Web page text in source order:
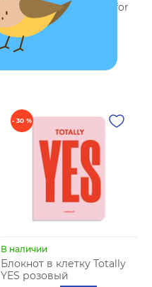
Блокнот в точку «Day for
note»
299 грн
239 грн
- 30 %
В наличии
Блокнот в клетку Totally
YES розовый